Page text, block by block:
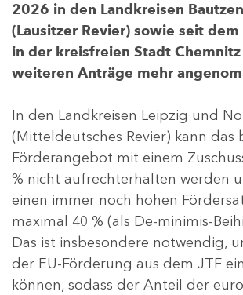
2026 in den Landkreisen
(Lausitzer Revier) sowie seit
in der kreisfreien Stadt
weiteren Anträge mehr
In den Landkreisen Leipzig und
(Mitteldeutsches Revier) kann das
Förderangebot mit einem
% nicht aufrechterhalten werden
einen immer noch hohen
maximal 40 % (als De-minimis-
Das ist insbesondere notwendig,
der EU-Förderung aus dem JTF
können, sodass der Anteil der